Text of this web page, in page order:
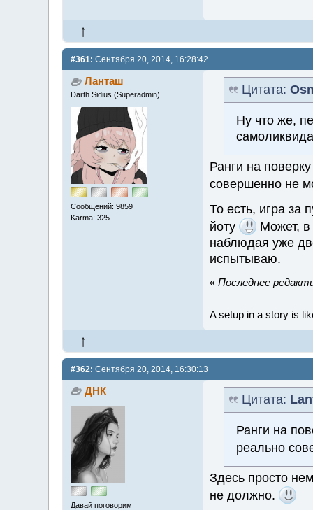
#361: Сентября 20, 2014, 16:28:42
Ланташ
Darth Sidius (Superadmin)
Сообщений: 9859
Karma: 325
Цитата:
Ну что же,
Ранги на
совершенно не
То есть, игра за
йоту
Может, в
наблюдая уже
испытываю.
« Последнее
A setup in a story is
#362: Сентября 20, 2014, 16:30:13
ДНК
Давай поговорим
Цитата:
Ранги на
реально
Здесь просто
не должно.